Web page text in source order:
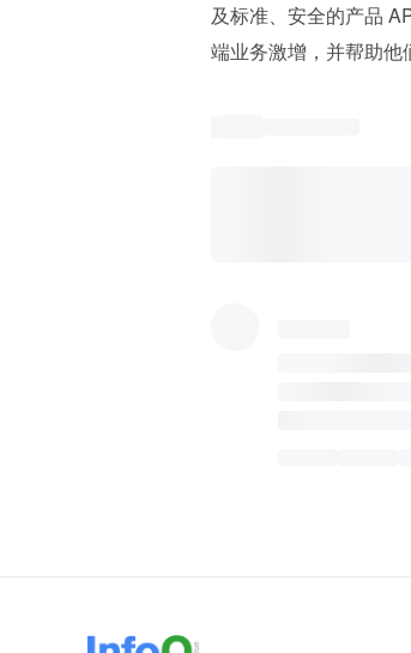
及标准、安全的产品
端业务激增，并帮助他